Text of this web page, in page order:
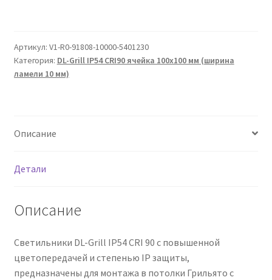
Артикул: V1-R0-91808-10000-5401230
Категория: DL-Grill IP54 CRI90 ячейка 100х100 мм (ширина
ламели 10 мм)
Описание
Детали
Описание
Светильники DL-Grill IP54 CRI 90 с повышенной
цветопередачей и степенью IP защиты,
предназначены для монтажа в потолки Грильято с